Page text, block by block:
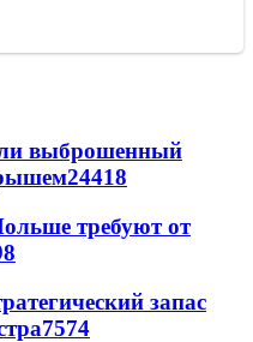
выброшенный
24418
требуют от
запас
7574